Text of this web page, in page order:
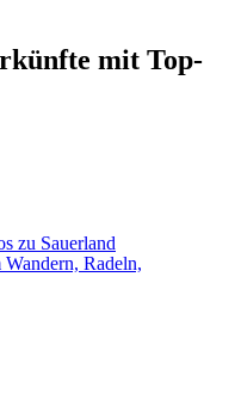
mit Top-
zu Sauerland
Radeln,